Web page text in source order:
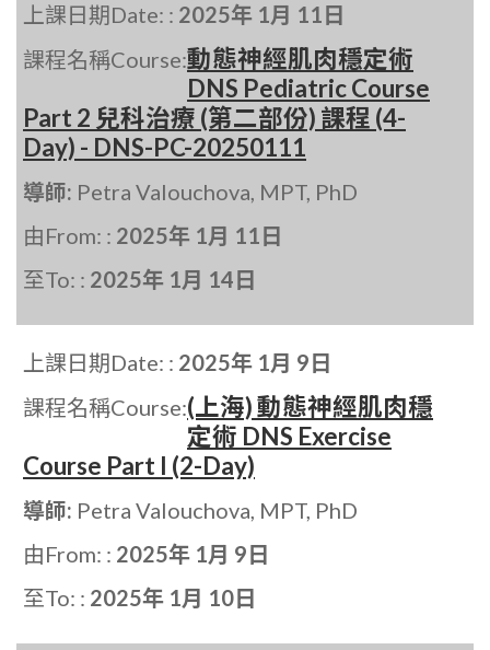
上課日期Date: : 2025年 1月 11日
課程名稱Course:動態神經肌肉穩定術
DNS Pediatric Course
Part 2 兒科治療 (第二部份) 課程 (4-
Day) - DNS-PC-20250111
導師: Petra Valouchova, MPT, PhD
由From: : 2025年 1月 11日
至To: : 2025年 1月 14日
上課日期Date: : 2025年 1月 9日
課程名稱Course:(上海) 動態神經肌肉穩
定術 DNS Exercise
Course Part I (2-Day)
導師: Petra Valouchova, MPT, PhD
由From: : 2025年 1月 9日
至To: : 2025年 1月 10日